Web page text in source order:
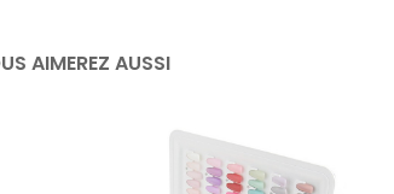
AIMEREZ AUSSI